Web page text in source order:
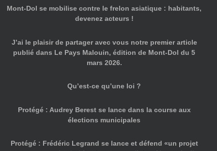
Mont-Dol se mobilise contre le frelon asiatique : habitants,
devenez acteurs !
J’ai le plaisir de partager avec vous notre premier article
publié dans Le Pays Malouin, édition de Mont-Dol du 5
mars 2026.
Qu’est-ce qu’une loi ?
Protégé : Audrey Berest se lance dans la course aux
élections municipales
Protégé : Frédéric Legrand se lance et défend «un projet